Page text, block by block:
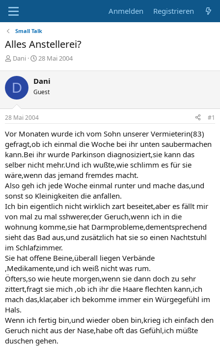
Anmelden Registrieren
Small Talk
Alles Anstellerei?
E
s
t
e
l
l
e
Dani
E
t
e
l
t
m
28 Mai 2004
D Dani
Guest
28 Mai 2004 #1
Vor Monaten wurde ich vom Sohn unserer Vermieterin(83)
gefragt,ob ich einmal die Woche bei ihr unten saubermachen
kann.Bei ihr wurde Parkinson diagnosiziert,sie kann das
selber nicht mehr.Und ich wußte,wie schlimm es für sie
wäre,wenn das jemand fremdes macht.
Also geh ich jede Woche einmal runter und mache das,und
sonst so Kleinigkeiten die anfallen.
Ich bin eigentlich nicht wirklich zart beseitet,aber es fällt mir
von mal zu mal sshwerer,der Geruch,wenn ich in die
wohnung komme,sie hat Darmprobleme,dementsprechend
sieht das Bad aus,und zusätzlich hat sie so einen Nachtstuhl
im Schlafzimmer.
Sie hat offene Beine,überall liegen Verbände
,Medikamente,und ich weiß nicht was rum.
Öfters,so wie heute morgen,wenn sie dann doch zu sehr
zittert,fragt sie mich ,ob ich ihr die Haare flechten kann,ich
mach das,klar,aber ich bekomme immer ein Würgegefühl im
Hals.
Wenn ich fertig bin,und wieder oben bin,krieg ich einfach den
Geruch nicht aus der Nase,habe oft das Gefühl,ich müßte
duschen gehen.